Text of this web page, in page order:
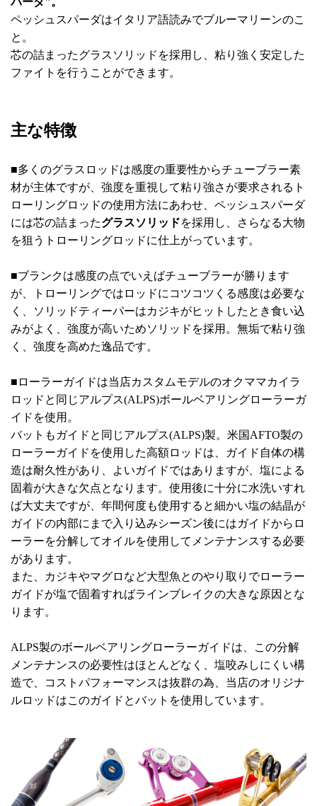
ペッシュスパーダはイタリア語読みでブルーマリーンのこ
と。
芯の詰まったグラスソリッドを採用し、粘り強く安定した
ファイトを行うことができます。
主な特徴
■多くのグラスロッドは感度の重要性からチューブラー素
材が主体ですが、強度を重視して粘り強さが要求されるト
ローリングロッドの使用方法にあわせ、ペッシュスパーダ
には芯の詰まったグラスソリッドを採用し、さらなる大物
を狙うトローリングロッドに仕上がっています。
■ブランクは感度の点でいえばチューブラーが勝ります
が、トローリングではロッドにコツコツくる感度は必要な
く、ソリッドティーパーはカジキがヒットしたとき食い込
みがよく、強度が高いためソリッドを採用。無垢で粘り強
く、強度を高めた逸品です。
■ローラーガイドは当店カスタムモデルのオクママカイラ
ロッドと同じアルプス(ALPS)ボールベアリングローラーガ
イドを使用。
バットもガイドと同じアルプス(ALPS)製。米国AFTO製の
ローラーガイドを使用した高額ロッドは、ガイド自体の構
造は耐久性があり、よいガイドではありますが、塩による
固着が大きな欠点となります。使用後に十分に水洗いすれ
ば大丈夫ですが、年間何度も使用すると細かい塩の結晶が
ガイドの内部にまで入り込みシーズン後にはガイドからロ
ーラーを分解してオイルを使用してメンテナンスする必要
があります。
また、カジキやマグロなど大型魚とのやり取りでローラー
ガイドが塩で固着すればラインブレイクの大きな原因とな
ります。
ALPS製のボールベアリングローラーガイドは、この分解
メンテナンスの必要性はほとんどなく、塩咬みしにくい構
造で、コストパフォーマンスは抜群の為、当店のオリジナ
ルロッドはこのガイドとバットを使用しています。